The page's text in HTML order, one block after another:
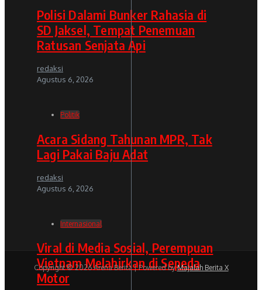
Polisi Dalami Bunker Rahasia di
SD Jaksel, Tempat Penemuan
Ratusan Senjata Api
redaksi
Agustus 6, 2026
Politik
Acara Sidang Tahunan MPR, Tak
Lagi Pakai Baju Adat
redaksi
Agustus 6, 2026
Internasional
Viral di Media Sosial, Perempuan
Vietnam Melahirkan di Sepeda
Motor
Copyright © 2026 Arena Berita | Powered byMajalah Berita X